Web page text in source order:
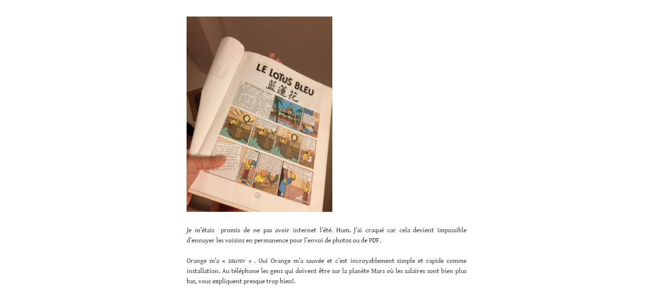
Je m’étais promis de ne pas avoir internet l’été. Hum. J’ai craqué car cela devient impossible
d’ennuyer les voisins en permanence pour l’envoi de photos ou de PDF.
Orange m’a « sauver» . Oui Orange m’a sauvée et c’est incroyablement simple et rapide comme
installation. Au téléphone les gens qui doivent être sur la planète Mars où les salaires sont bien plus
bas, vous expliquent presque trop bien!.